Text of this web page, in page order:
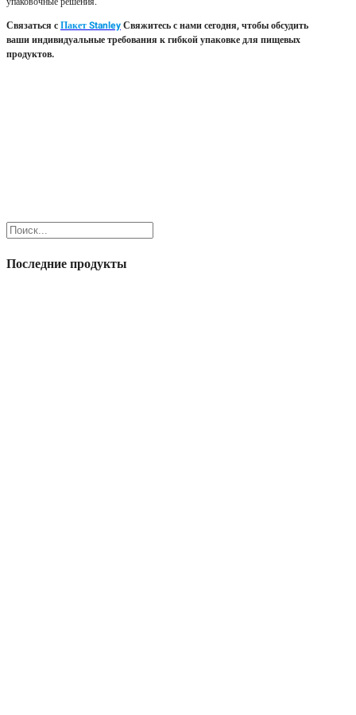
Связаться сПакет StanleyСвяжитесь с нами сегодня, чтобы обсудить
ваши индивидуальные требования к гибкой упаковке для пищевых
продуктов.
Поиск
Последние продукты